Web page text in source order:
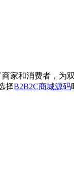
家和消费者，为
择B2B2C商城源码